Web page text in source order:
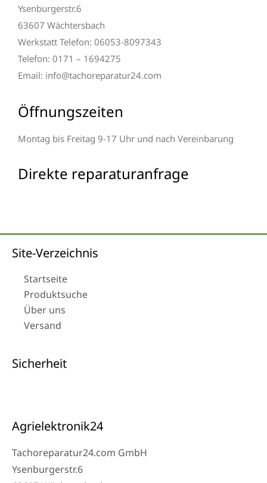
Ysenburgerstr.6
63607 Wächtersbach
Werkstatt Telefon: 06053-8097343
Telefon: 0171 – 1694275
Email: info@tachoreparatur24.com
Öffnungszeiten
Montag bis Freitag 9-17 Uhr und nach Vereinbarung
Direkte reparaturanfrage
Site-Verzeichnis
Startseite
Produktsuche
Über uns
Versand
Sicherheit
Agrielektronik24
Tachoreparatur24.com GmbH
Ysenburgerstr.6